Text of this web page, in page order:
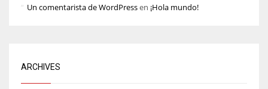
Un comentarista de WordPressen ¡Hola mundo!
ARCHIVES